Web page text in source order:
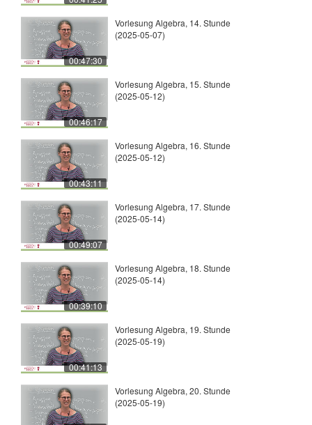
00:47:30
Vorlesung Algebra, 14. Stunde
(2025-05-07)
00:46:17
Vorlesung Algebra, 15. Stunde
(2025-05-12)
00:43:11
Vorlesung Algebra, 16. Stunde
(2025-05-12)
00:49:07
Vorlesung Algebra, 17. Stunde
(2025-05-14)
00:39:10
Vorlesung Algebra, 18. Stunde
(2025-05-14)
00:41:13
Vorlesung Algebra, 19. Stunde
(2025-05-19)
Vorlesung Algebra, 20. Stunde
(2025-05-19)